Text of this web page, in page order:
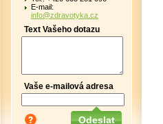
E-mail:
info@zdravotyka.cz
Text Vašeho dotazu
Vaše e-mailová adresa